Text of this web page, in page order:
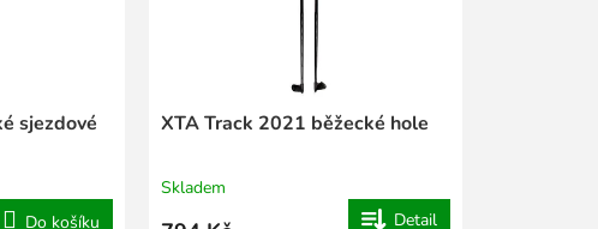
sjezdové
Do košíku
XTA Track 2021 běžecké hole
Skladem
Detail